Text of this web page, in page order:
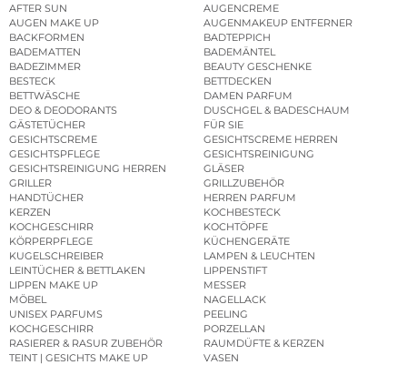
AFTER SUN
AUGENCREME
AUGEN MAKE UP
AUGENMAKEUP ENTFERNER
BACKFORMEN
BADTEPPICH
BADEMATTEN
BADEMÄNTEL
BADEZIMMER
BEAUTY GESCHENKE
BESTECK
BETTDECKEN
BETTWÄSCHE
DAMEN PARFUM
DEO & DEODORANTS
DUSCHGEL & BADESCHAUM
GÄSTETÜCHER
FÜR SIE
GESICHTSCREME
GESICHTSCREME HERREN
GESICHTSPFLEGE
GESICHTSREINIGUNG
GESICHTSREINIGUNG HERREN
GLÄSER
GRILLER
GRILLZUBEHÖR
HANDTÜCHER
HERREN PARFUM
KERZEN
KOCHBESTECK
KOCHGESCHIRR
KOCHTÖPFE
KÖRPERPFLEGE
KÜCHENGERÄTE
KUGELSCHREIBER
LAMPEN & LEUCHTEN
LEINTÜCHER & BETTLAKEN
LIPPENSTIFT
LIPPEN MAKE UP
MESSER
MÖBEL
NAGELLACK
UNISEX PARFUMS
PEELING
KOCHGESCHIRR
PORZELLAN
RASIERER & RASUR ZUBEHÖR
RAUMDÜFTE & KERZEN
TEINT | GESICHTS MAKE UP
VASEN